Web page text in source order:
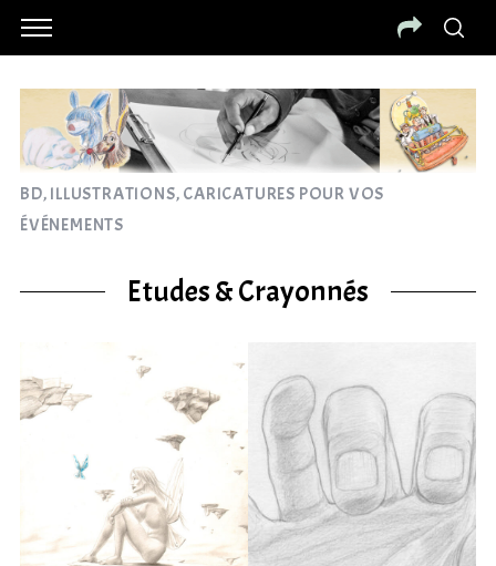
BD, ILLUSTRATIONS, CARICATURES POUR VOS
ÉVÉNEMENTS
Etudes & Crayonnés